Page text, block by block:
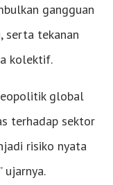
gangguan
serta tekanan
kolektif.
global
terhadap sektor
risiko nyata
ujarnya.